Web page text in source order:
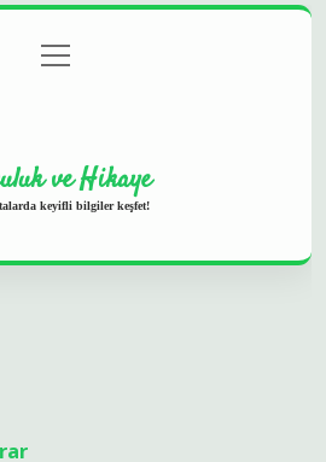
Politikası
menüyü
aç
ve Hikaye
keyifli bilgiler keşfet!